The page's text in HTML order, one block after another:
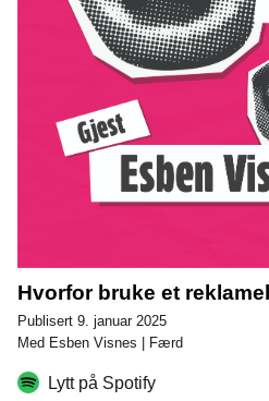
Hvorfor bruke et
Publisert 9. januar 2025
Med Esben Visnes | Færd
Lytt på Spotify